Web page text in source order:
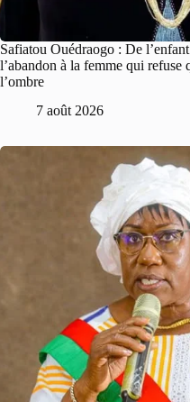
Safiatou Ouédraogo : De
l’abandon à la femme qui refuse
l’ombre
7 août 2026